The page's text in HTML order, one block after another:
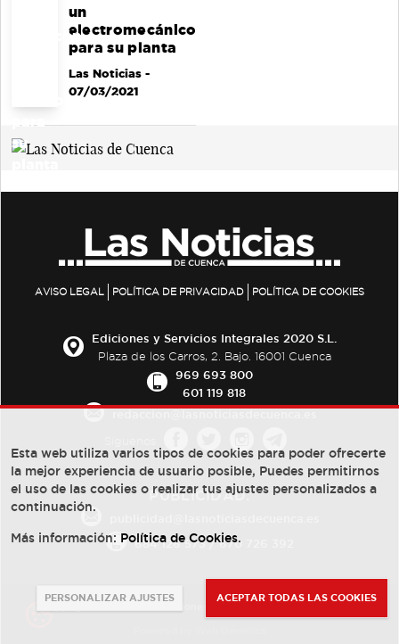
un
electromecánico
para su planta
Las Noticias-
07/03/2021
AVISO LEGAL POLÍTICA DE PRIVACIDAD POLÍTICA DE COOKIES
Ediciones y Servicios Integrales 2020 S.L.
Plaza de los Carros, 2. Bajo. 16001 Cuenca
969 693 800
601 119 818
PUBLICIDAD:
684 126 573/670 726 392
Esta web utiliza varios tipos de cookies para poder ofrecerte
la mejor experiencia de usuario posible, Puedes permitirnos
el uso de las cookies o realizar tus ajustes personalizados a
continuación.
Más información: Política de Cookies.
PERSONALIZAR AJUSTES ACEPTAR TODAS LAS COOKIES